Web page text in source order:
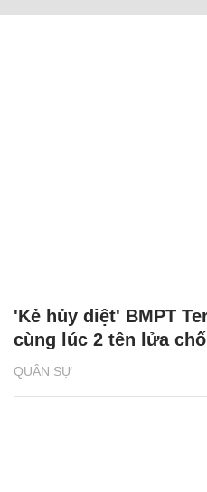
QUÂN SỰ
'Kẻ hủy diệt' BMPT
cùng lúc 2 tên lửa